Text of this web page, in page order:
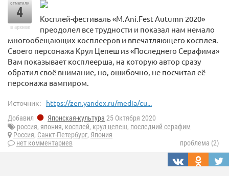
отметили
4
в архиве
Косплей-фестиваль «M.Ani.Fest Autumn 2020»
преодолел все трудности и показал нам немало
многообещающих косплееров и впечатляющего косплея.
Cвоего персонажа Крул Цепеш из «Последнего Серафима»
Вам показывает косплеерша, на которую автор сразу
обратил своё внимание, но, ошибочно, не посчитал её
персонажа вампиром.
Источник: https://zen.yandex.ru/media/cu...
Добавил Японская-культура 25 Октября 2020
россия, япония, косплей, крул цепеш, последний серафим
Россия, Санкт-Петербург, Япония
нет комментариев
проблема (2)